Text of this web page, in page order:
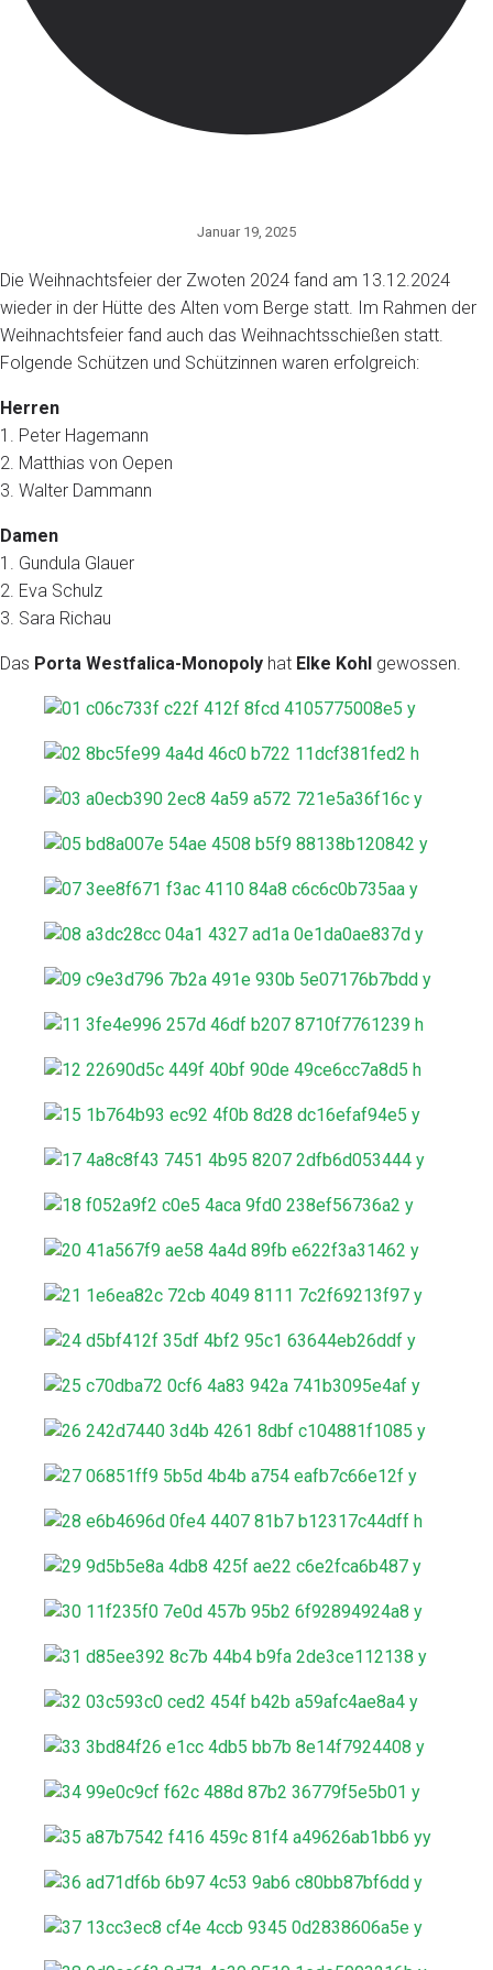
Januar 19, 2025
Die Weihnachtsfeier der Zwoten 2024 fand am 13.12.2024
wieder in der Hütte des Alten vom Berge statt. Im Rahmen der
Weihnachtsfeier fand auch das Weihnachtsschießen statt.
Folgende Schützen und Schützinnen waren erfolgreich:
Herren
1. Peter Hagemann
2. Matthias von Oepen
3. Walter Dammann
Damen
1. Gundula Glauer
2. Eva Schulz
3. Sara Richau
Das Porta Westfalica-Monopoly hat Elke Kohl gewossen.